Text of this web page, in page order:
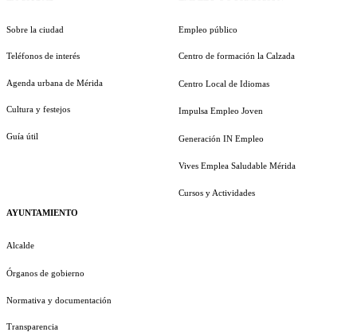
Sobre la ciudad
Teléfonos de interés
Agenda urbana de Mérida
Cultura y festejos
Guía útil
AYUNTAMIENTO
Alcalde
Órganos de gobierno
Normativa y documentación
Transparencia
Empleo público
Centro de formación la Calzada
Centro Local de Idiomas
Impulsa Empleo Joven
Generación IN Empleo
Vives Emplea Saludable Mérida
Cursos y Actividades